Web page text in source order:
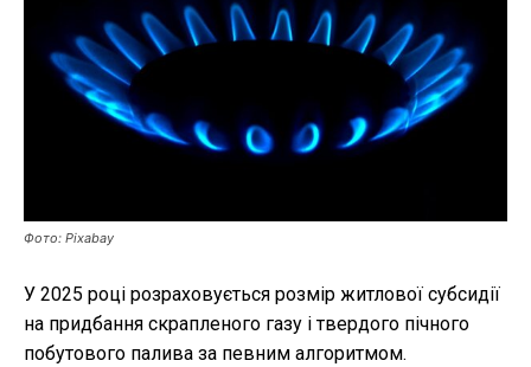
Публікації
ФОП
Курс валют
Фото: Pixabay
У 2025 році розраховується розмір житлової субсидії
на придбання скрапленого газу і твердого пічного
побутового палива за певним алгоритмом.